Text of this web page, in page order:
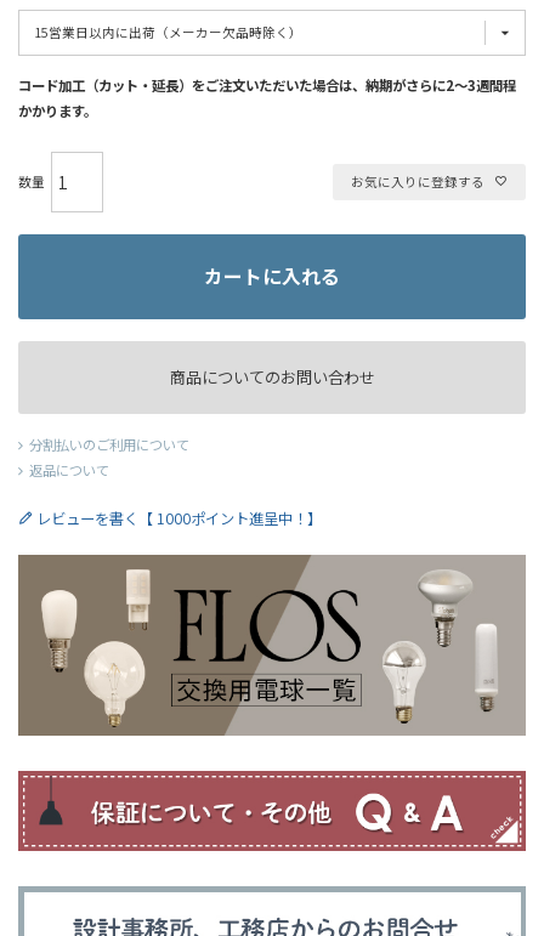
コード加工（カット・延長）をご注文いただいた場合は、納期がさらに2～3週間程
かかります。
お気に入りに登録する
カートに入れる
商品についてのお問い合わせ
分割払いのご利用について
返品について
レビューを書く【 1000ポイント進呈中！】